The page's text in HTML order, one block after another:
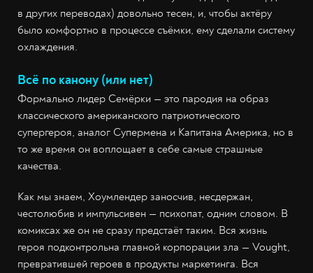
в других переводах) довольно тесен, и, чтобы актёру
было комфортно в процессе съёмки, ему сделали систему
охлаждения.
Всё по канону (или нет)
Формально лидер Семёрки — это пародия на образ
классического американского патриотического
супергероя, аналог Супермена и Капитана Америка, но в
то же время он воплощает в себе самые страшные
качества.
Как мы знаем, Хоумлендер заносчив, несдержан,
честолюбив и импульсивен — психопат, одним словом. В
комиксах же он не сразу предстаёт таким. Вся жизнь
героя подконтрольна главной корпорации зла — Vought,
превратившей героев в продукты маркетинга. Вся